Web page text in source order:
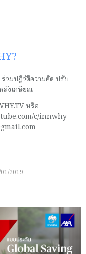
วมปฏิวัติความคิด ปรับ
ลังเกษียณ
หรือ
c/innwhy
2019